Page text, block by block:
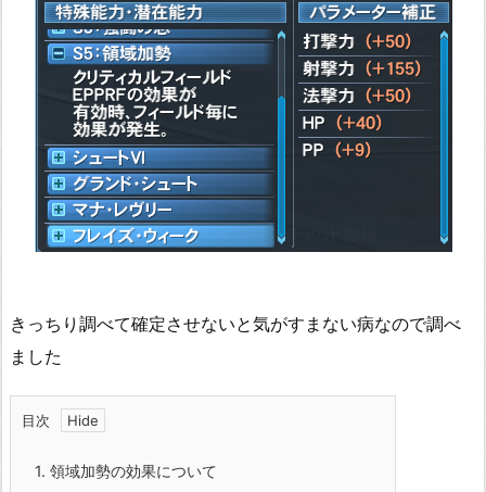
きっちり調べて確定させないと気がすまない病なので調べ
ました
目次
1. 領域加勢の効果について